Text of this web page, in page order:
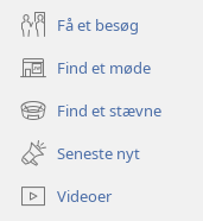
Få et besøg
Find et møde
(åbner
nyt
vindue)
Find et stævne
(åbner
nyt
vindue)
Seneste nyt
Videoer